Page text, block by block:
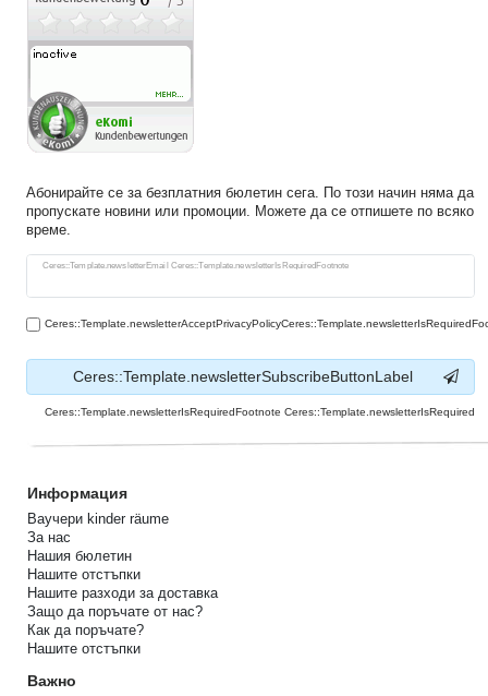
Абонирайте се за безплатния бюлетин сега. По този начин няма да
пропускате новини или промоции. Можете да се отпишете по всяко
време.
Ceres::Template.newsletterEmail Ceres::Template.newsletterIsRequiredFootnote
Ceres::Template.newsletterHoneypotLabel
Ceres::Template.newsletterSubscribeButtonLabel
Ceres::Template.newsletterIsRequiredFootnote Ceres::Template.newsletterIsRequired
Информация
Ваучери kinder räume
За нас
Нашия бюлетин
Нашите отстъпки
Нашите разходи за доставка
Защо да поръчате от нас?
Как да поръчате?
Нашите отстъпки
Важно